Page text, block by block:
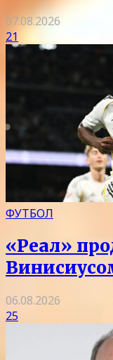
07.08.2026
21
ФУТБОЛ
«Реал»
06.08.2026
25